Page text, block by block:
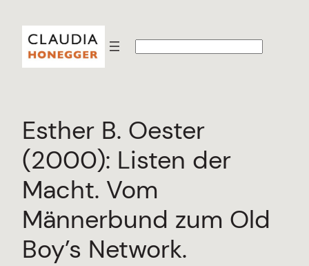
Inhalt
springen
Esther B. Oester
(2000): Listen der
Macht. Vom
Männerbund zum Old
Boy’s Network.